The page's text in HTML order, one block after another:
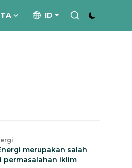
ID
merupakan salah
permasalahan iklim